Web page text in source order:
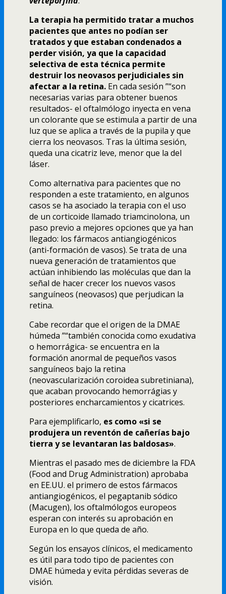
La terapia ha permitido tratar a muchos
pacientes que antes no podí­an ser
tratados y que estaban condenados a
perder visión, ya que la capacidad
selectiva de esta técnica permite
destruir los neovasos perjudiciales sin
afectar a la retina. En cada sesión ”“son
necesarias varias para obtener buenos
resultados- el oftalmólogo inyecta en vena
un colorante que se estimula a partir de una
luz que se aplica a través de la pupila y que
cierra los neovasos. Tras la última sesión,
queda una cicatriz leve, menor que la del
láser.
Como alternativa para pacientes que no
responden a este tratamiento, en algunos
casos se ha asociado la terapia con el uso
de un corticoide llamado triamcinolona, un
paso previo a mejores opciones que ya han
llegado: los fármacos antiangiogénicos
(anti-formación de vasos). Se trata de una
nueva generación de tratamientos que
actúan inhibiendo las moléculas que dan la
señal de hacer crecer los nuevos vasos
sanguí­neos (neovasos) que perjudican la
retina.
Cabe recordar que el origen de la DMAE
húmeda ”“también conocida como exudativa
o hemorrágica- se encuentra en la
formación anormal de pequeños vasos
sanguí­neos bajo la retina
(neovascularización coroidea subretiniana),
que acaban provocando hemorrágias y
posteriores encharcamientos y cicatrices.
Para ejemplificarlo, es como «si se
produjera un reventón de cañerí­as bajo
tierra y se levantaran las baldosas».
Mientras el pasado mes de diciembre la FDA
(Food and Drug Administration) aprobaba
en EE.UU. el primero de estos fármacos
antiangiogénicos, el pegaptanib sódico
(Macugen), los oftalmólogos europeos
esperan con interés su aprobación en
Europa en lo que queda de año.
Según los ensayos clí­nicos, el medicamento
es útil para todo tipo de pacientes con
DMAE húmeda y evita pérdidas severas de
visión.